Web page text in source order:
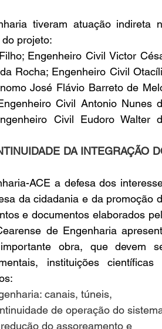
tiveram atuação indireta
projeto:
Engenheiro Civil Victor
Rocha; Engenheiro Civil
José Flávio Barreto de
Civil Antonio Nunes
Civil Eudoro Walter
DA INTEGRAÇÃO
ACE a defesa dos
da cidadania e da promoção
e documentos elaborados
de Engenharia
obra, que devem
instituições científicas
canais, túneis,
de operação do
do assoreamento e